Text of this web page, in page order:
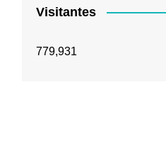
Visitantes
779,931